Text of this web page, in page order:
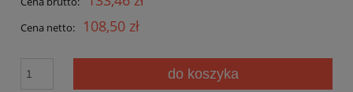
Cena netto: 108,50 zł
do koszyka